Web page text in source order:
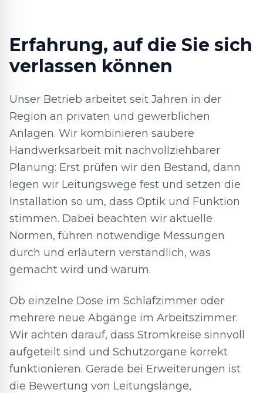
Erfahrung, auf die Sie sich
verlassen können
Unser Betrieb arbeitet seit Jahren in der
Region an privaten und gewerblichen
Anlagen. Wir kombinieren saubere
Handwerksarbeit mit nachvollziehbarer
Planung: Erst prüfen wir den Bestand, dann
legen wir Leitungswege fest und setzen die
Installation so um, dass Optik und Funktion
stimmen. Dabei beachten wir aktuelle
Normen, führen notwendige Messungen
durch und erläutern verständlich, was
gemacht wird und warum.
Ob einzelne Dose im Schlafzimmer oder
mehrere neue Abgänge im Arbeitszimmer:
Wir achten darauf, dass Stromkreise sinnvoll
aufgeteilt sind und Schutzorgane korrekt
funktionieren. Gerade bei Erweiterungen ist
die Bewertung von Leitungslänge,